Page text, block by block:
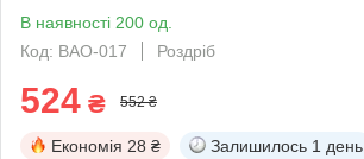
В наявності 200 од.
Код: BAO-017
Роздріб
524 ₴ 552 ₴
Економія 28 ₴ Залишилось 1 день